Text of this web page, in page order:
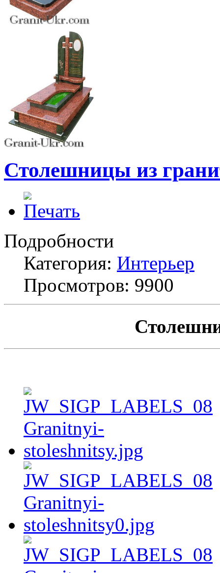
Столешницы из
Подробности
Категория: Интерьер
Просмотров: 9900